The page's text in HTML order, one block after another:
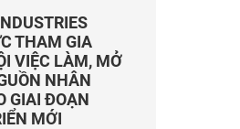
THAM GIA
VIỆC LÀM, MỞ
NHÂN
GIAI ĐOẠN
MỚI